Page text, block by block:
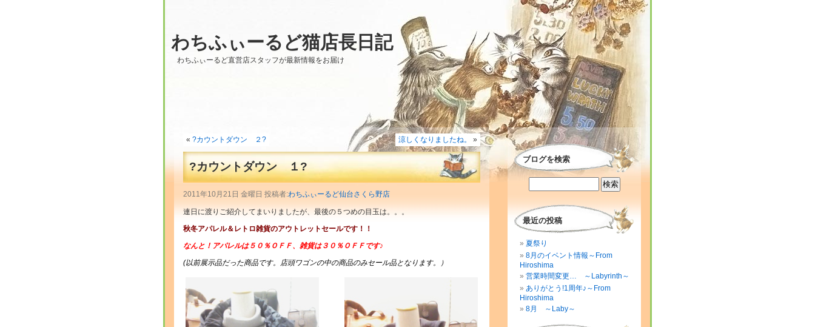
わちふぃーるど猫店長日記
わちふぃーるど直営店スタッフが最新情報をお届け
« ?カウントダウン ２? 涼しくなりましたね。 »
?カウントダウン １?
2011年10月21日 金曜日 投稿者:わちふぃーるど仙台さくら野店
連日に渡りご紹介してまいりましたが、最後の５つめの目玉は。。。
秋冬アパレル＆レトロ雑貨のアウトレットセールです！！
なんと！アパレルは５０％ＯＦＦ、雑貨は３０％ＯＦＦです♪
(以前展示品だった商品です。店頭ワゴンの中の商品のみセール品となります。）
ブログを検索
最近の投稿
夏祭り
8月のイベント情報～From
Hiroshima
営業時間変更… ～Labyrinth～
ありがとう!1周年♪～From
Hiroshima
8月 ～Laby～